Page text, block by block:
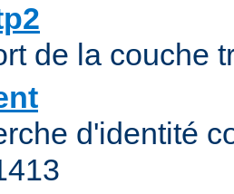
de la couche
d'identité